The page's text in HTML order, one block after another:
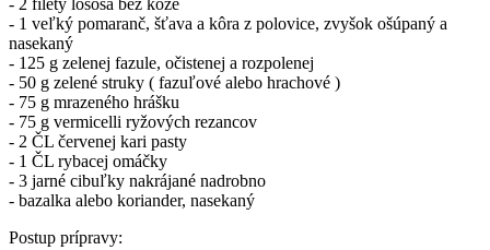
- 2 filety lososa bez kože
- 1 veľký pomaranč, šťava a kôra z polovice, zvyšok ošúpaný a
nasekaný
- 125 g zelenej fazule, očistenej a rozpolenej
- 50 g zelené struky ( fazuľové alebo hrachové )
- 75 g mrazeného hrášku
- 75 g vermicelli ryžových rezancov
- 2 ČL červenej kari pasty
- 1 ČL rybacej omáčky
- 3 jarné cibuľky nakrájané nadrobno
- bazalka alebo koriander, nasekaný
Postup prípravy: